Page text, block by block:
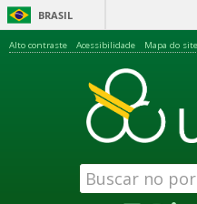
BRASIL
Alto contraste Acessibilidade Mapa do site